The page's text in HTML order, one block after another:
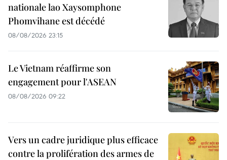
nationale lao Xaysomphone
Phomvihane est décédé
08/08/2026 23:15
Le Vietnam réaffirme son
engagement pour l'ASEAN
08/08/2026 09:22
Vers un cadre juridique plus efficace
contre la prolifération des armes de